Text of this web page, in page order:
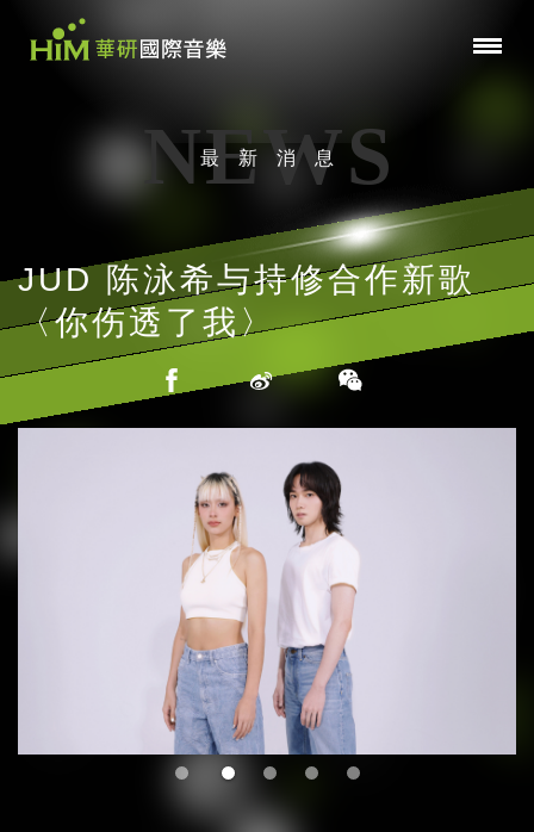
最新消息
NEWS
JUD 陈泳希与持修合作新歌
〈你伤透了我〉